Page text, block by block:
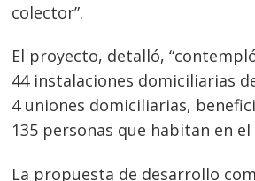
colector”.
El proyecto, detalló,
44 instalaciones domiciliarias
4 uniones domiciliarias,
135 personas que habitan en el
La propuesta de desarrollo
Navegación
de
entradas